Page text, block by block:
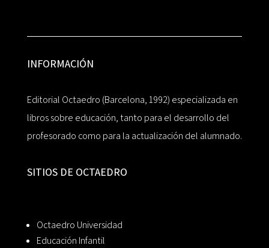
INFORMACIÓN
Editorial Octaedro (Barcelona, 1992) especializada en
libros sobre educación, tanto para el desarrollo del
profesorado como para la actualización del alumnado.
SITIOS DE OCTAEDRO
Octaedro Universidad
Educación Infantil